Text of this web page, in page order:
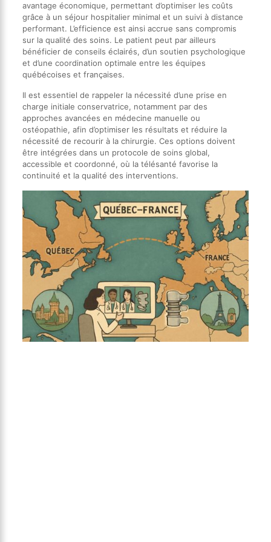
avantage économique, permettant d’optimiser les coûts
grâce à un séjour hospitalier minimal et un suivi à distance
performant. L’efficience est ainsi accrue sans compromis
sur la qualité des soins. Le patient peut par ailleurs
bénéficier de conseils éclairés, d’un soutien psychologique
et d’une coordination optimale entre les équipes
québécoises et françaises.
Il est essentiel de rappeler la nécessité d’une prise en
charge initiale conservatrice, notamment par des
approches avancées en médecine manuelle ou
ostéopathie, afin d’optimiser les résultats et réduire la
nécessité de recourir à la chirurgie. Ces options doivent
être intégrées dans un protocole de soins global,
accessible et coordonné, où la télésanté favorise la
continuité et la qualité des interventions.